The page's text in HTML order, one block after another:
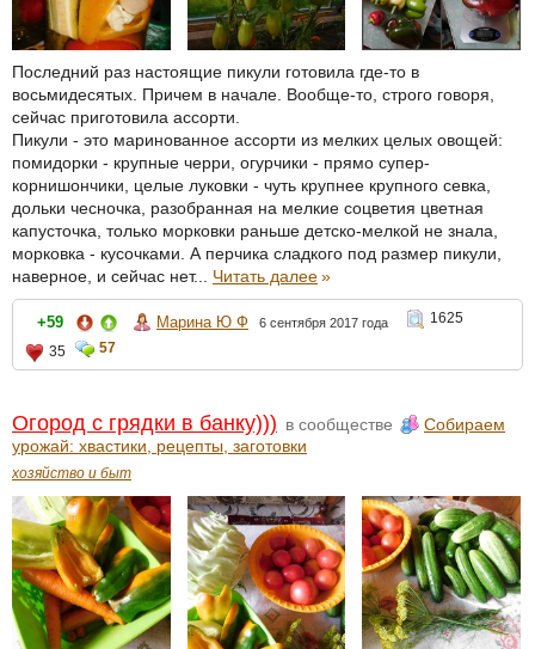
Последний раз настоящие пикули готовила где-то в
восьмидесятых. Причем в начале. Вообще-то, строго говоря,
сейчас приготовила ассорти.
Пикули - это маринованное ассорти из мелких целых овощей:
помидорки - крупные черри, огурчики - прямо супер-
корнишончики, целые луковки - чуть крупнее крупного севка,
дольки чесночка, разобранная на мелкие соцветия цветная
капусточка, только морковки раньше детско-мелкой не знала,
морковка - кусочками. А перчика сладкого под размер пикули,
наверное, и сейчас нет... Читать далее»
+59 Марина Ю Ф 6 сентября 2017 года
1625
35
57
Огород с грядки в банку))) в сообществе
Собираем
урожай: хвастики, рецепты, заготовки
хозяйство и быт